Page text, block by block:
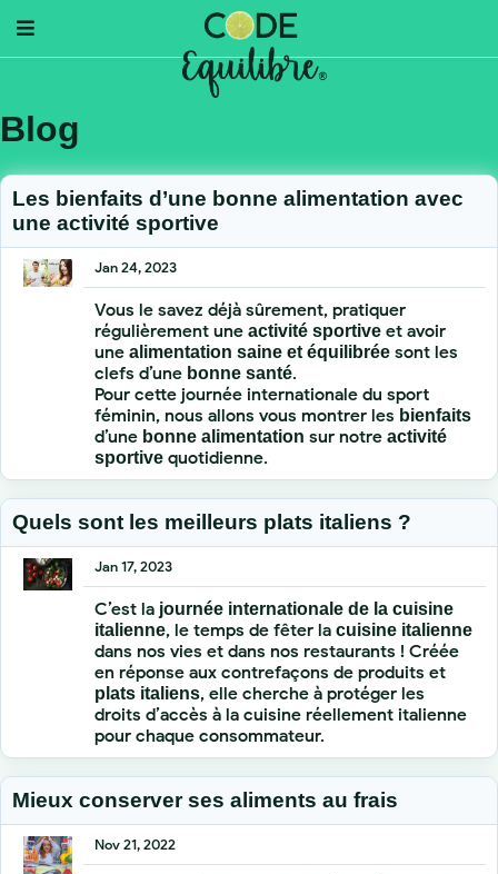
Blog
Les bienfaits d’une bonne alimentation avec
une activité sportive
Jan 24, 2023
Vous le savez déjà sûrement, pratiquer
régulièrement une activité sportiveet avoir
une alimentation saine et équilibréesont les
clefs d’une bonne santé.
Pour cette journée internationale du sport
féminin, nous allons vous montrer les bienfaits
d’une bonne alimentation sur notre activité
sportivequotidienne.
Quels sont les meilleurs plats italiens ?
Jan 17, 2023
C’est la journée internationale de la cuisine
italienne, le temps de fêter la cuisine italienne
dans nos vies et dans nos restaurants ! Créée
en réponse aux contrefaçons de produits et
plats italiens, elle cherche à protéger les
droits d’accès à la cuisine réellement italienne
pour chaque consommateur.
Mieux conserver ses aliments au frais
Nov 21, 2022